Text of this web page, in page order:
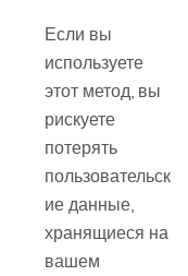
Если вы
используете
этот метод, вы
рискуете
потерять
пользовательск
ие данные,
хранящиеся на
вашем